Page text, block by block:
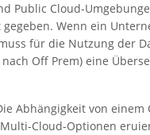
Public Cloud-
Wenn ein
für die Nutzung der
Off Prem) eine
Abhängigkeit von
Cloud-Optionen